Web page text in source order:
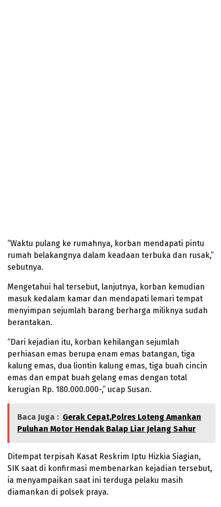
“Waktu pulang ke rumahnya, korban mendapati pintu
rumah belakangnya dalam keadaan terbuka dan rusak,”
sebutnya.
Mengetahui hal tersebut, lanjutnya, korban kemudian
masuk kedalam kamar dan mendapati lemari tempat
menyimpan sejumlah barang berharga miliknya sudah
berantakan.
“Dari kejadian itu, korban kehilangan sejumlah
perhiasan emas berupa enam emas batangan, tiga
kalung emas, dua liontin kalung emas, tiga buah cincin
emas dan empat buah gelang emas dengan total
kerugian Rp. 180.000.000-,” ucap Susan.
Baca Juga : Gerak Cepat,Polres Loteng Amankan
Puluhan Motor Hendak Balap Liar Jelang Sahur
Ditempat terpisah Kasat Reskrim Iptu Hizkia Siagian,
SIK saat di konfirmasi membenarkan kejadian tersebut,
ia menyampaikan saat ini terduga pelaku masih
diamankan di polsek praya.